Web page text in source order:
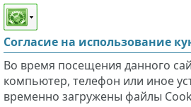
Этот сайт поддерживает
слабовидящих
Согласие на использование
Во время посещения данного
компьютер, телефон или иное
временно загружены файлы